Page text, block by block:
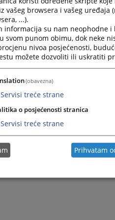
upriliči sastanak ili da se
može ocijeniti pozitivno.
novih sudskih
je zakonom o sudskoj
vašeg browsera i vašeg uređaja
...).
informacija su nam neophodne
svom punom obimu, dok neke
nivoa posjećenosti,
možete dozvoliti ili uskratiti
(obavezna)
Servisi treće strane
o posjećenosti stranica
Servisi treće strane
Prihvatam